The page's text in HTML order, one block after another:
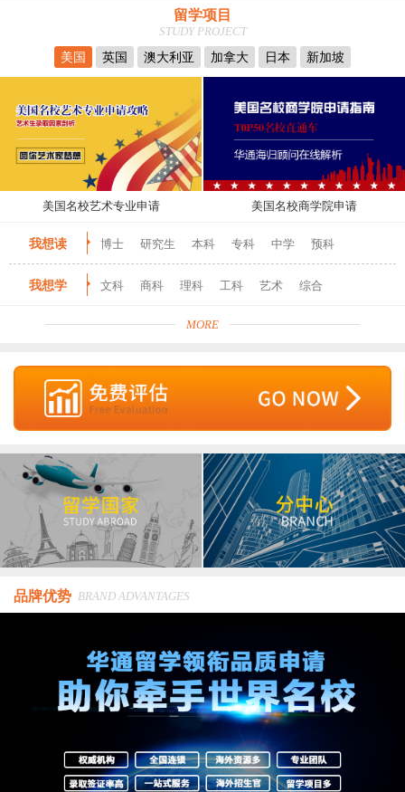
留学项目
STUDY PROJECT
美国
英国 澳大利亚 加拿大 日本 新加坡
美国名校艺术专业申请 美国名校商学院申请
我想读 博士 研究生 本科 专科 中学 预科
我想学 文科 商科 理科 工科 艺术 综合
MORE
品牌优势 BRAND ADVANTAGES